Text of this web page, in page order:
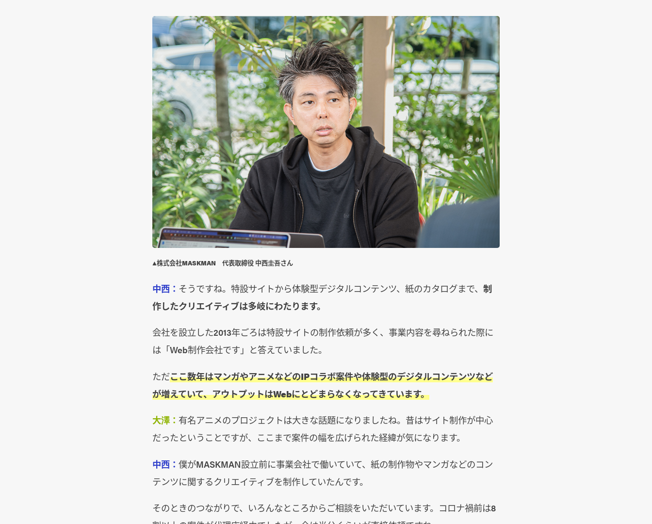
▲株式会社MASKMAN 代表取締役 中西圭吾さん
中西： そうですね。特設サイトから体験型デジタルコンテンツ、紙のカタログまで、 制
作したクリエイティブは多岐にわたります。
会社を設立した2013年ごろは特設サイトの制作依頼が多く、事業内容を尋ねられた際に
は「Web制作会社です」と答えていました。
ただここ数年はマンガやアニメなどのIPコラボ案件や体験型のデジタルコンテンツなど
が増えていて、アウトプットはWebにとどまらなくなってきています。
大澤： 有名アニメのプロジェクトは大きな話題になりましたね。昔はサイト制作が中心
だったということですが、ここまで案件の幅を広げられた経緯が気になります。
中西： 僕がMASKMAN設立前に事業会社で働いていて、紙の制作物やマンガなどのコン
テンツに関するクリエイティブを制作していたんです。
そのときのつながりで、いろんなところからご相談をいただいています。コロナ禍前は8